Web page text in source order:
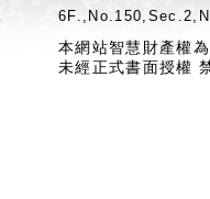
本網站智慧財產權
未經正式書面授權